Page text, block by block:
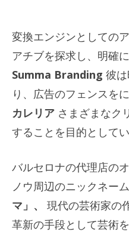
変換エンジンとしての
アチブを探求し、明確
Summa Branding 彼
り、広告のフェンスを
カレリア さまざまなク
することを目的としてい
バルセロナの代理店の
ノウ周辺のニックネーム
マ」、
現代の芸術家の
革新の手段として芸術